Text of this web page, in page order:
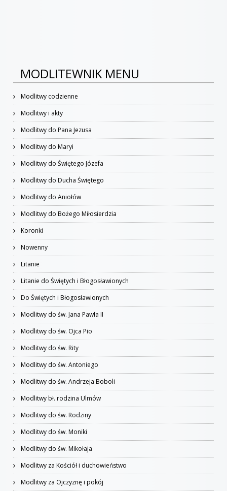
MODLITEWNIK MENU
Modlitwy codzienne
Modlitwy i akty
Modlitwy do Pana Jezusa
Modlitwy do Maryi
Modlitwy do Świętego Józefa
Modlitwy do Ducha Świętego
Modlitwy do Aniołów
Modlitwy do Bożego Miłosierdzia
Koronki
Nowenny
Litanie
Litanie do Świętych i Błogosławionych
Do Świętych i Błogosławionych
Modlitwy do św. Jana Pawła II
Modlitwy do św. Ojca Pio
Modlitwy do św. Rity
Modlitwy do św. Antoniego
Modlitwy do św. Andrzeja Boboli
Modlitwy bł. rodzina Ulmów
Modlitwy do św. Rodziny
Modlitwy do św. Moniki
Modlitwy do św. Mikołaja
Modlitwy za Kościół i duchowieństwo
Modlitwy za Ojczyznę i pokój